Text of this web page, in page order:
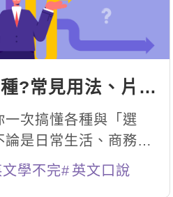
?常見用法、片語
次搞懂各種與「選
是日常生活、商務英
能用最自然的方式表
文學不完 英文口說